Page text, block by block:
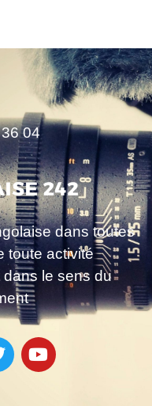
04
dans toutes
toute activité
le sens du